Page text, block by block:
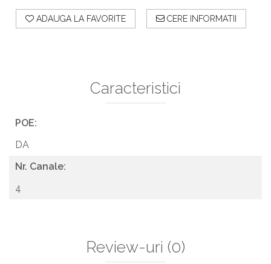
ADAUGA LA FAVORITE CERE INFORMATII
Caracteristici
POE:
DA
Nr. Canale:
4
Review-uri (0)